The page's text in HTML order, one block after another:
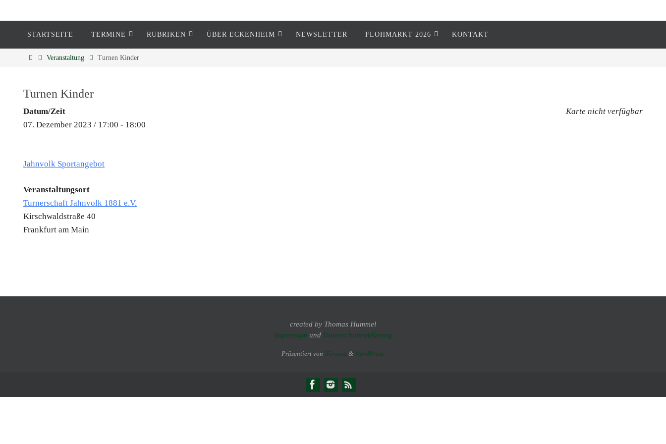
Eckenheim
STARTSEITE TERMINE RUBRIKEN ÜBER ECKENHEIM NEWSLETTER FLOHMARKT 2026 KONTAKT
Veranstaltung Turnen Kinder
Turnen Kinder
Karte nicht verfügbar
Datum/Zeit
07. Dezember 2023 / 17:00 - 18:00
Jahnvolk Sportangebot
Veranstaltungsort
Turnerschaft Jahnvolk 1881 e.V.
Kirschwaldstraße 40
Frankfurt am Main
created by Thomas Hummel
Impressum und Datenschutzerklärung
Präsentiert von Nirvana & WordPress.